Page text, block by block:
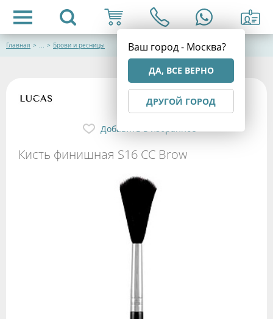
Ваш город - Москва?
ДА, ВСЕ ВЕРНО
ДРУГОЙ ГОРОД
Главная > ... > Брови и ресницы
Кисть финишная S16 CC Brow
Добавить в избранное